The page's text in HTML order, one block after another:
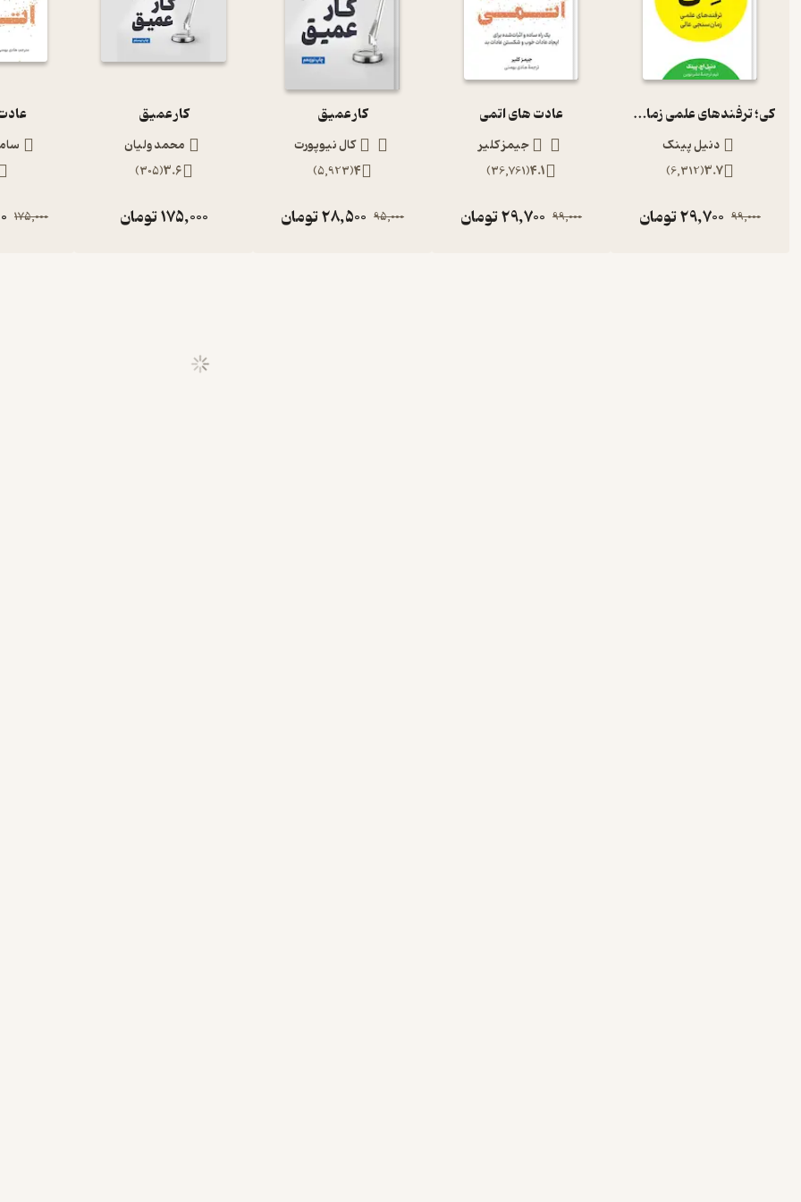
کی؛ ترفندهای علمی زمان سنجی عالی
دنیل پینک
3.7
(
6,312
)
99,000
29,700تومان
عادت های اتمی
جیمز کلیر
4.1
(
36,761
)
99,000
29,700تومان
کار عمیق
کال نیوپورت
4
(
5,923
)
95,000
28,500تومان
کار عمیق
محمد ولیان
3.6
(
305
)
175,000تومان 175,000